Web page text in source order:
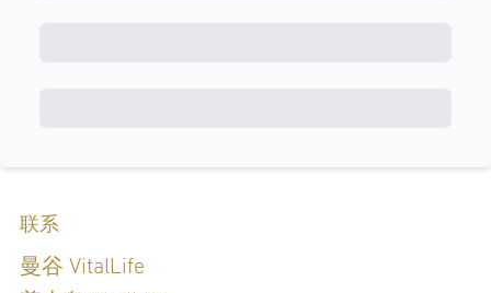
联系
曼谷 VitalLife